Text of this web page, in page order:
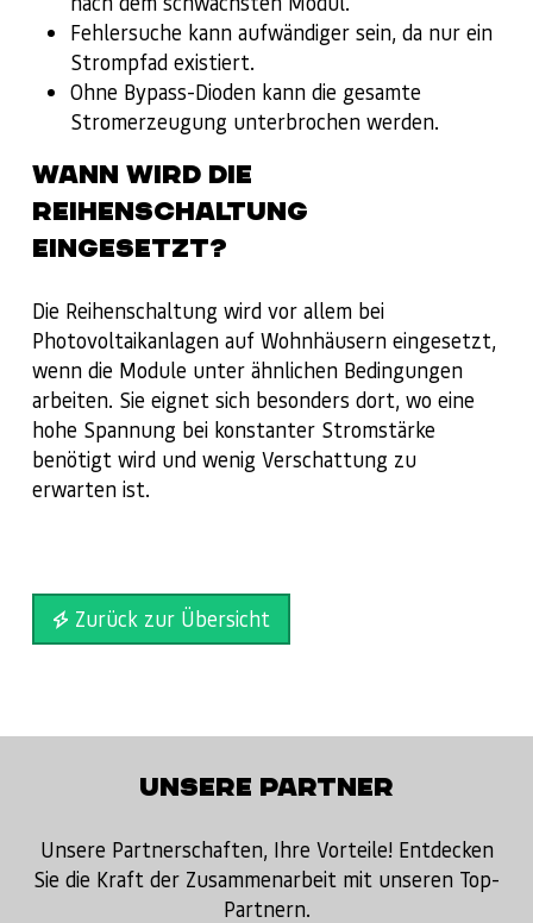
Fehlersuche kann aufwändiger sein, da nur ein
Strompfad existiert.
Ohne Bypass-Dioden kann die gesamte
Stromerzeugung unterbrochen werden.
WANN WIRD DIE
REIHENSCHALTUNG
EINGESETZT?
Die Reihenschaltung wird vor allem bei
Photovoltaikanlagen auf Wohnhäusern eingesetzt,
wenn die Module unter ähnlichen Bedingungen
arbeiten. Sie eignet sich besonders dort, wo eine
hohe Spannung bei konstanter Stromstärke
benötigt wird und wenig Verschattung zu
erwarten ist.
Zurück zur Übersicht
UNSERE PARTNER
Unsere Partnerschaften, Ihre Vorteile! Entdecken
Sie die Kraft der Zusammenarbeit mit unseren Top-
Partnern.